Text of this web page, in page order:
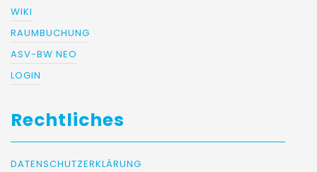
WIKI
RAUMBUCHUNG
ASV-BW NEO
LOGIN
Rechtliches
DATENSCHUTZERKLÄRUNG